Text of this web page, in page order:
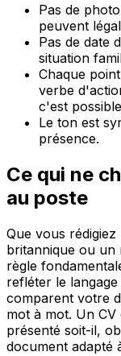
Pas de
peuvent
Pas de date
situation
Chaque
verbe
c'est
Le ton est
présence.
Ce qui ne
au poste
Que vous
britannique ou un
règle
refléter le
comparent votre
mot à mot. Un
présenté soit-il,
document adapté